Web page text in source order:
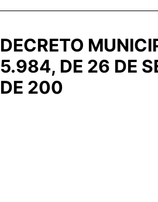
DECRETO
5.984, DE 26 DE
DE 200